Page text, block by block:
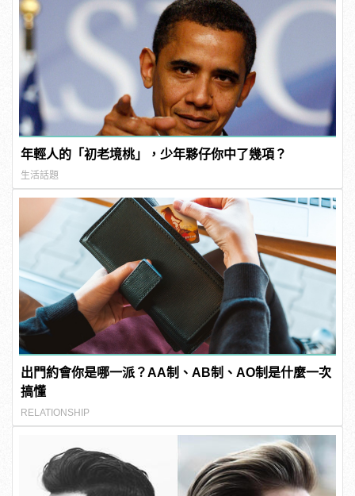
年輕人的「初老境桃」，少年夥仔你中了幾項？
生活話題
出門約會你是哪一派？AA制、AB制、AO制是什麼一次
搞懂
RELATIONSHIP